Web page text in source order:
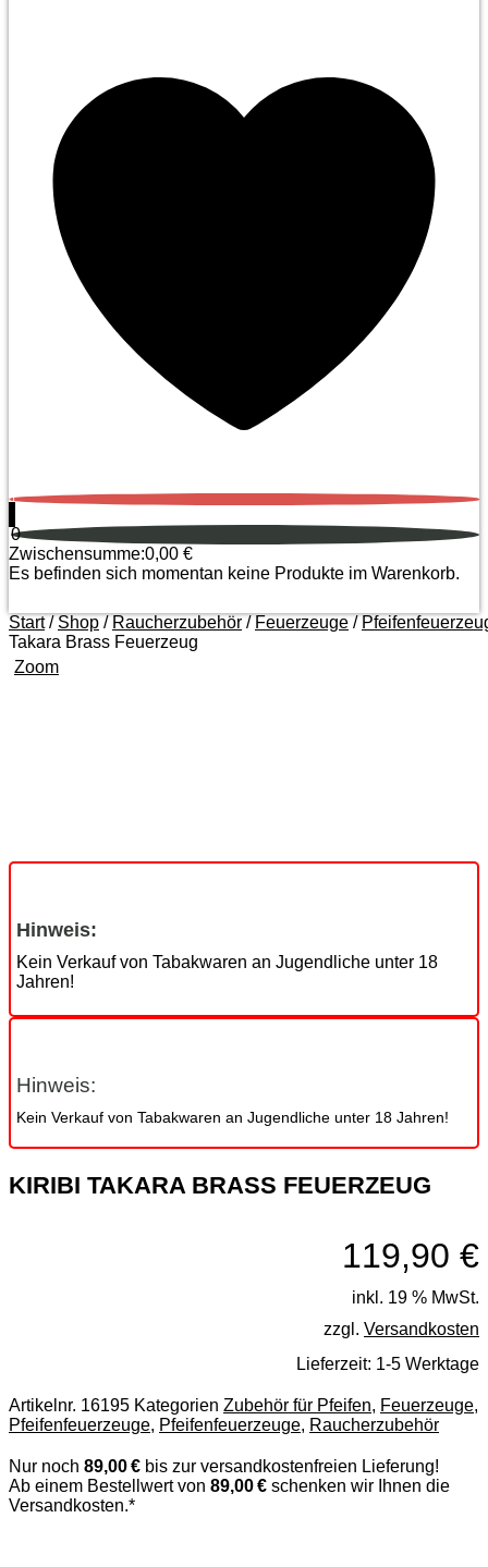
0
0
Zwischensumme:0,00 €
Es befinden sich momentan keine Produkte im Warenkorb.
Start/ Shop / Raucherzubehör / Feuerzeuge /
Takara Brass Feuerzeug
Zoom
Hinweis:
Kein Verkauf von Tabakwaren an Jugendliche unter 18
Jahren!
Hinweis:
Kein Verkauf von Tabakwaren an Jugendliche unter 18 Jahren!
KIRIBI TAKARA BRASS FEUERZEUG
119,90 €
inkl. 19 % MwSt.
zzgl. Versandkosten
Lieferzeit: 1-5 Werktage
Artikelnr. 16195 Kategorien Zubehör für Pfeifen, Feuerzeuge,
Pfeifenfeuerzeuge, Pfeifenfeuerzeuge, Raucherzubehör
Nur noch 89,00 € bis zur versandkostenfreien Lieferung!
Ab einem Bestellwert von 89,00 € schenken wir Ihnen die
Versandkosten.*